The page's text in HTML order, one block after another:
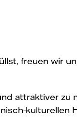
freuen wir
attraktiver zu
kulturellen